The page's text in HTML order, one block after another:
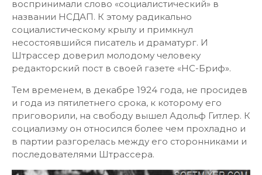
воспринимали слово «социалистический» в
названии НСДАП. К этому радикально
социалистическому крылу и примкнул
несостоявшийся писатель и драматург. И
Штрассер доверил молодому человеку
редакторский пост в своей газете «НС-Бриф».
Тем временем, в декабре 1924 года, не просидев
и года из пятилетнего срока, к которому его
приговорили, на свободу вышел Адольф Гитлер. К
социализму он относился более чем прохладно и
в партии разгорелась между его сторонниками и
последователями Штрассера.